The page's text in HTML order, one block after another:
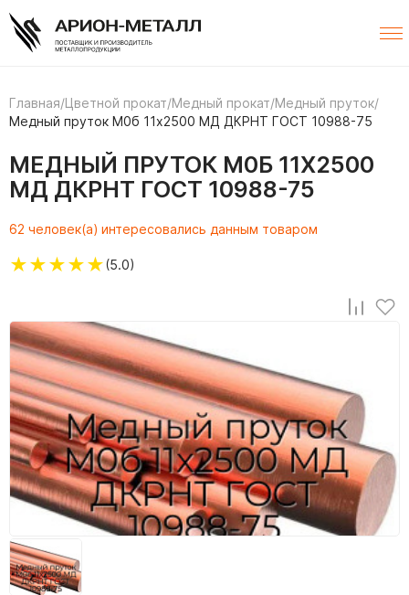
Главная/Цветной прокат/Медный прокат/Медный пруток/
Медный пруток М0б 11х2500 МД ДКРНТ ГОСТ 10988-75
МЕДНЫЙ ПРУТОК М0Б 11Х2500
МД ДКРНТ ГОСТ 10988-75
62 человек(а) интересовались данным товаром
★★★★★(5.0)